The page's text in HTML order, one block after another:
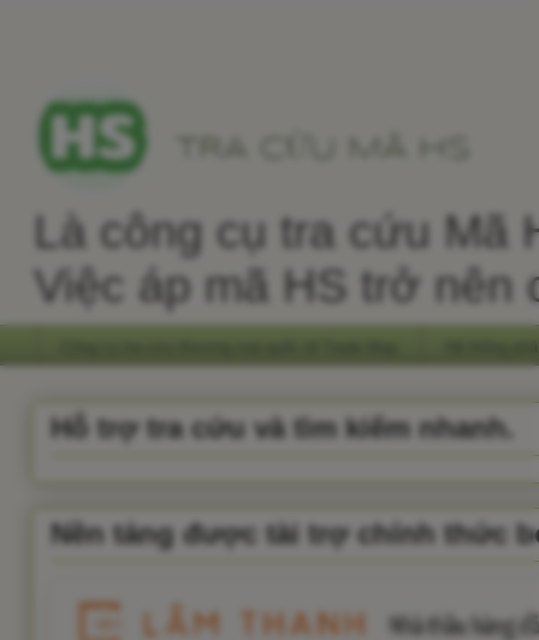
Là công cụ tra cứu Mã
Việc áp mã HS trở nên
Hỗ trợ tra cứu và tìm kiếm nhanh.
Nền tảng được tài trợ chính thức